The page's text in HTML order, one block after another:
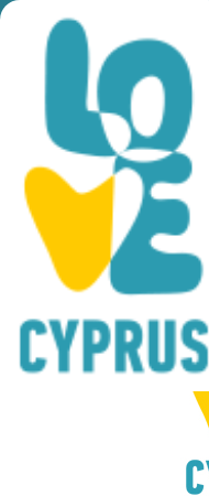
You are here: Home »
ATRION RESTAURANT
ATRION